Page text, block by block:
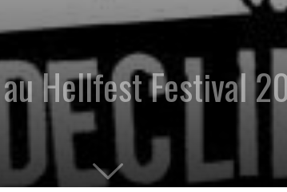
Hellfest Festival